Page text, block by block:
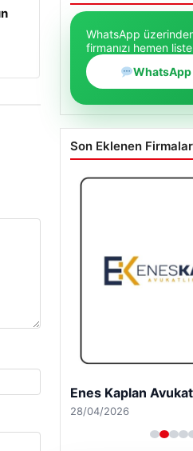
WhatsApp
firmanızı hemen
WhatsApp
Son Eklenen Firmalar
Enes Kaplan
28/04/2026